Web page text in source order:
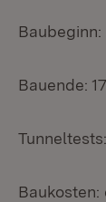
Baubeginn:
Bauende:
Baukosten: